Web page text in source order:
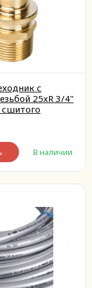
с
25xR 3/4"
сшитого
В наличии